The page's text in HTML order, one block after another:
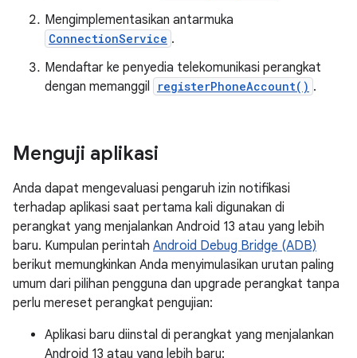
Mengimplementasikan antarmuka
ConnectionService .
Mendaftar ke penyedia telekomunikasi perangkat
dengan memanggil
registerPhoneAccount() .
Menguji aplikasi
Anda dapat mengevaluasi pengaruh izin notifikasi
terhadap aplikasi saat pertama kali digunakan di
perangkat yang menjalankan Android 13 atau yang lebih
baru. Kumpulan perintah Android Debug Bridge (ADB)
berikut memungkinkan Anda menyimulasikan urutan paling
umum dari pilihan pengguna dan upgrade perangkat tanpa
perlu mereset perangkat pengujian:
Aplikasi baru diinstal di perangkat yang menjalankan
Android 13 atau yang lebih baru: